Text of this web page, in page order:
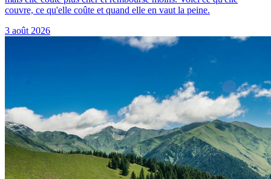
couvre, ce qu'elle coûte et quand elle en vaut la peine.
3 août 2026